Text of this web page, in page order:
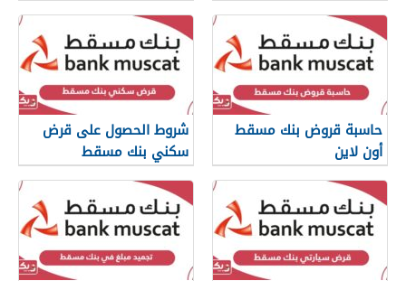
حاسبة قروض بنك مسقط
أون لاين
شروط الحصول على قرض
سكني بنك مسقط